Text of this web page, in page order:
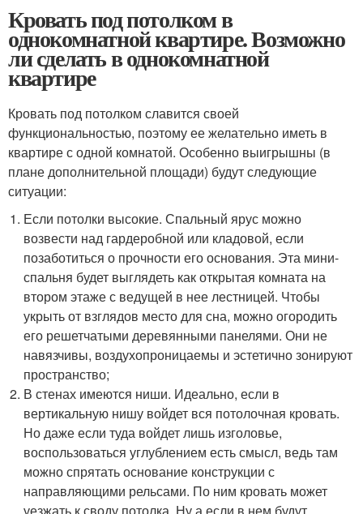
Кровать под потолком в
однокомнатной квартире. Возможно
ли сделать в однокомнатной
квартире
Кровать под потолком славится своей
функциональностью, поэтому ее желательно иметь в
квартире с одной комнатой. Особенно выигрышны (в
плане дополнительной площади) будут следующие
ситуации:
Если потолки высокие. Спальный ярус можно
возвести над гардеробной или кладовой, если
позаботиться о прочности его основания. Эта мини-
спальня будет выглядеть как открытая комната на
втором этаже с ведущей в нее лестницей. Чтобы
укрыть от взглядов место для сна, можно огородить
его решетчатыми деревянными панелями. Они не
навязчивы, воздухопроницаемы и эстетично зонируют
пространство;
В стенах имеются ниши. Идеально, если в
вертикальную нишу войдет вся потолочная кровать.
Но даже если туда войдет лишь изголовье,
воспользоваться углублением есть смысл, ведь там
можно спрятать основание конструкции с
направляющими рельсами. По ним кровать может